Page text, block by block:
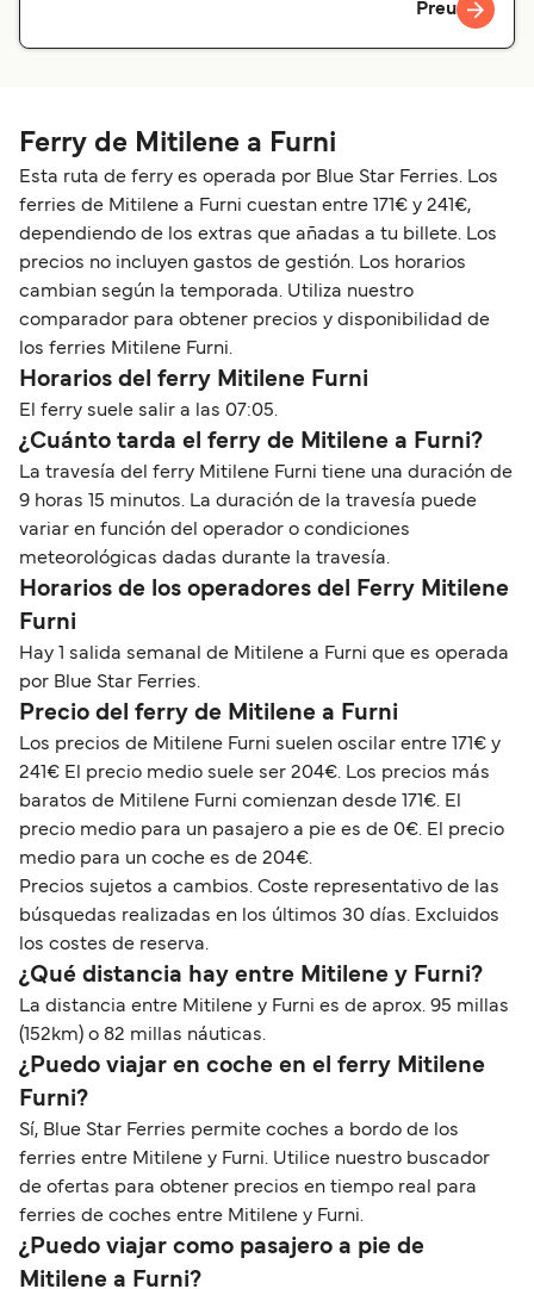
Preu
Ferry de Mitilene a Furni
Esta ruta de ferry es operada por Blue Star Ferries. Los
ferries de Mitilene a Furni cuestan entre 171€ y 241€,
dependiendo de los extras que añadas a tu billete. Los
precios no incluyen gastos de gestión. Los horarios
cambian según la temporada. Utiliza nuestro
comparador para obtener precios y disponibilidad de
los ferries Mitilene Furni.
Horarios del ferry Mitilene Furni
El ferry suele salir a las 07:05.
¿Cuánto tarda el ferry de Mitilene a Furni?
La travesía del ferry Mitilene Furni tiene una duración de
9 horas 15 minutos. La duración de la travesía puede
variar en función del operador o condiciones
meteorológicas dadas durante la travesía.
Horarios de los operadores del Ferry Mitilene
Furni
Hay 1 salida semanal de Mitilene a Furni que es operada
por Blue Star Ferries.
Precio del ferry de Mitilene a Furni
Los precios de Mitilene Furni suelen oscilar entre 171€ y
241€ El precio medio suele ser 204€. Los precios más
baratos de Mitilene Furni comienzan desde 171€. El
precio medio para un pasajero a pie es de 0€. El precio
medio para un coche es de 204€.
Precios sujetos a cambios. Coste representativo de las
búsquedas realizadas en los últimos 30 días. Excluidos
los costes de reserva.
¿Qué distancia hay entre Mitilene y Furni?
La distancia entre Mitilene y Furni es de aprox. 95 millas
(152km) o 82 millas náuticas.
¿Puedo viajar en coche en el ferry Mitilene
Furni?
Sí, Blue Star Ferries permite coches a bordo de los
ferries entre Mitilene y Furni. Utilice nuestro buscador
de ofertas para obtener precios en tiempo real para
ferries de coches entre Mitilene y Furni.
¿Puedo viajar como pasajero a pie de
Mitilene a Furni?